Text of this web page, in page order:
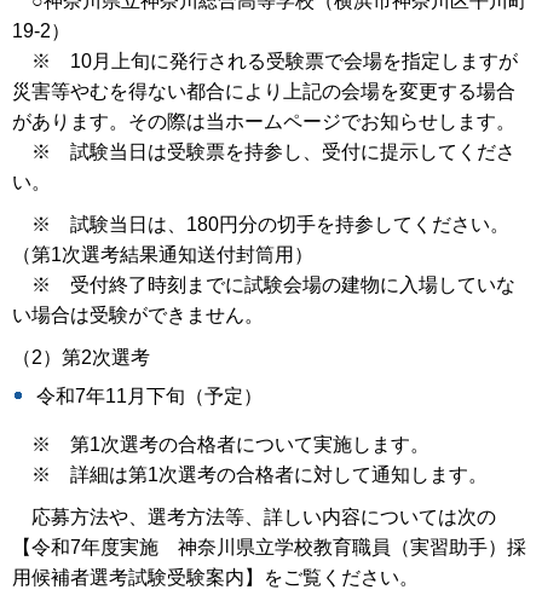
19-2）
※ 10月上旬に発行される受験票で会場を指定しますが
災害等やむを得ない都合により上記の会場を変更する場合
があります。その際は当ホームページでお知らせします。
※ 試験当日は受験票を持参し、受付に提示してくださ
い。
※ 試験当日は、180円分の切手を持参してください。
（第1次選考結果通知送付封筒用）
※ 受付終了時刻までに試験会場の建物に入場していな
い場合は受験ができません。
（2）第2次選考
令和7年11月下旬（予定）
※ 第1次選考の合格者について実施します。
※ 詳細は第1次選考の合格者に対して通知します。
応募方法や、選考方法等、詳しい内容については次の
【令和7年度実施 神奈川県立学校教育職員（実習助手）採
用候補者選考試験受験案内】をご覧ください。